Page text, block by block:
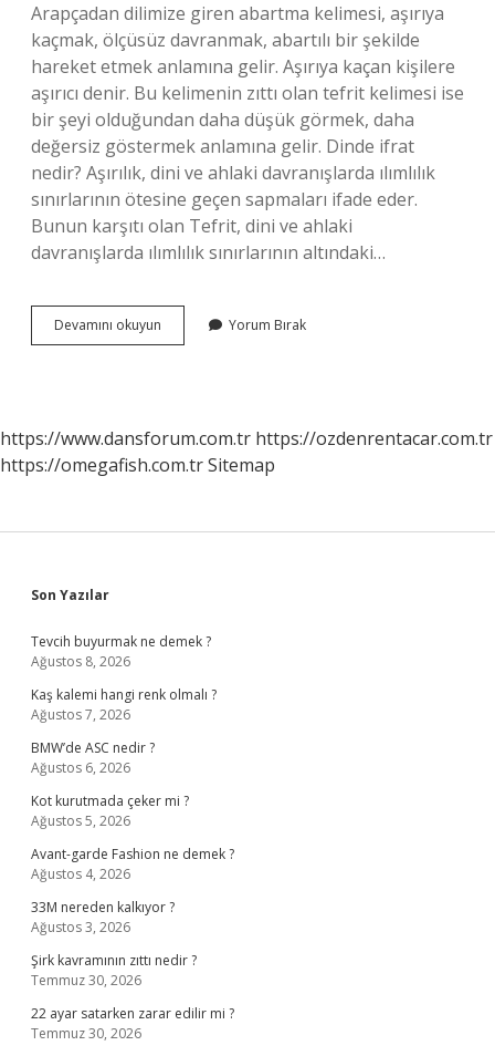
Arapçadan dilimize giren abartma kelimesi, aşırıya
kaçmak, ölçüsüz davranmak, abartılı bir şekilde
hareket etmek anlamına gelir. Aşırıya kaçan kişilere
aşırıcı denir. Bu kelimenin zıttı olan tefrit kelimesi ise
bir şeyi olduğundan daha düşük görmek, daha
değersiz göstermek anlamına gelir. Dinde ifrat
nedir? Aşırılık, dini ve ahlaki davranışlarda ılımlılık
sınırlarının ötesine geçen sapmaları ifade eder.
Bunun karşıtı olan Tefrit, dini ve ahlaki
davranışlarda ılımlılık sınırlarının altındaki…
Devamını okuyun
Ne
Yorum Bırak
https://www.dansforum.com.tr https://ozdenrentacar.com.tr
https://omegafish.com.trSitemap
Sidebar
Son Yazılar
Tevcih buyurmak ne demek ?
Ağustos 8, 2026
Kaş kalemi hangi renk olmalı ?
Ağustos 7, 2026
BMW’de ASC nedir ?
Ağustos 6, 2026
Kot kurutmada çeker mi ?
Ağustos 5, 2026
Avant-garde Fashion ne demek ?
Ağustos 4, 2026
33M nereden kalkıyor ?
Ağustos 3, 2026
Şirk kavramının zıttı nedir ?
Temmuz 30, 2026
22 ayar satarken zarar edilir mi ?
Temmuz 30, 2026